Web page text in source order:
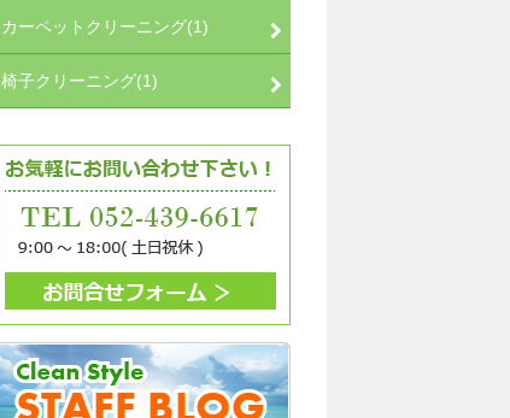
カーペットクリーニング(1)
椅子クリーニング(1)